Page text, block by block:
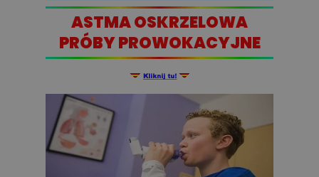
ASTMA OSKRZELOWA
PRÓBY PROWOKACYJNE